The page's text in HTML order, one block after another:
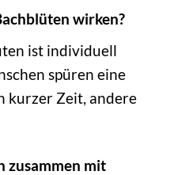
wirken?
ist individuell
spüren eine
kurzer Zeit, andere
zusammen mit